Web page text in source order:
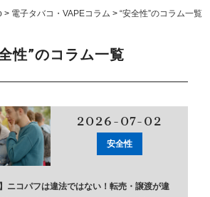
ニコチンソルト POD型VAPE
日本製（フレーバー）
> 電子タバコ・VAPEコラム >“安全性”のコラム一覧
性”のコラム一覧
2026-07-02
安全性
ニコパフは違法ではない！転売・譲渡が違